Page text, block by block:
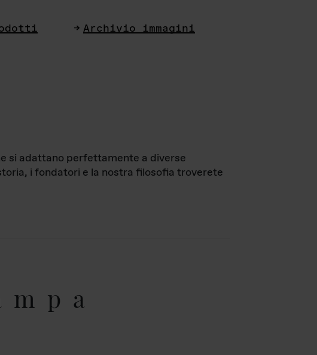
Archivio immagini
si adattano perfettamente a diverse
i fondatori e la nostra filosofia troverete